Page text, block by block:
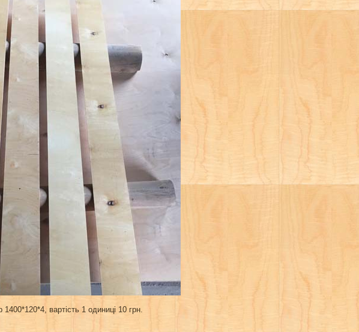
1400*120*4, вартість 1 одиниці 10 грн.